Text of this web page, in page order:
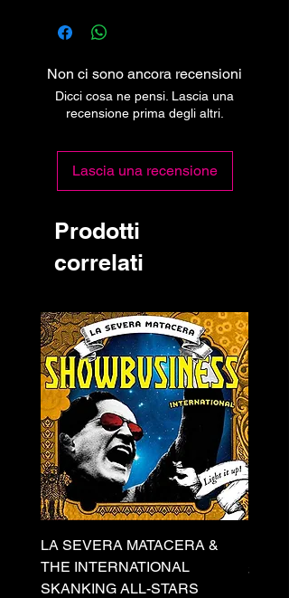
Non ci sono ancora recensioni
Dicci cosa ne pensi. Lascia una
recensione prima degli altri.
Lascia una recensione
Prodotti
correlati
LA SEVERA MATACERA &
THE INTERNATIONAL
SKANKING ALL-STARS
Prezzo
32,00 €